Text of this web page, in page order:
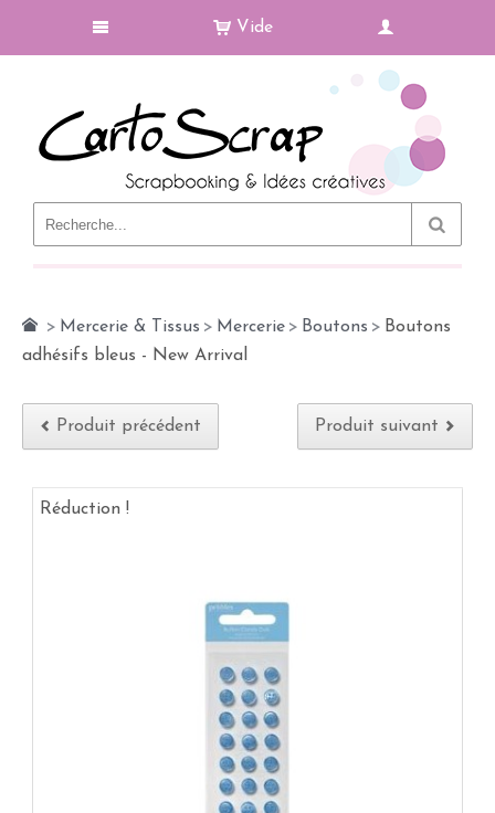
Vide
> Mercerie & Tissus > Mercerie > Boutons > Boutons
adhésifs bleus - New Arrival
Produit précédent Produit suivant
Réduction !